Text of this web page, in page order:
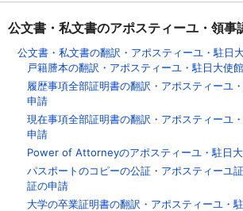
公文書・私文書のアポスティーユ・領事
公文書・私文書の翻訳・アポスティーユ・駐日
戸籍謄本の翻訳・アポスティーユ・駐日大使
履歴事項全部証明書の翻訳・アポスティーユ
申請
現在事項全部証明書の翻訳・アポスティーユ
申請
Power of Attorneyのアポスティーユ・駐日
パスポートのコピーの公証・アポスティーユ
証の申請
大学の卒業証明書の翻訳・アポスティーユ・